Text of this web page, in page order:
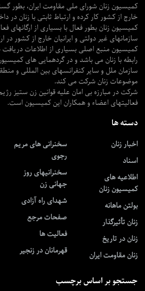
کمیسیون زنان شورای ملی مقاومت ایران، بطور
خارج از کشور کار کرده و ارتباط ثابتی با زنان در
کمیسیون زنان بطور فعال با بسیاری از ارگانهای
سازمانهای غیر دولتی و ایرانیان خارج از کشور در
کمیسیون منبع اصلی بسیاری از اطلاعات دریافت
رابطه با زنان می باشد و در گردهمایی های
سازمان ملل و سایر کنفرانسهای بین المللی و
موضوعات زنان شرکت می کند.
شرکت در مبارزه بی امان علیه قوانین زن ستیز
فعالیتهای اعضاء و همکاران این کمیسیون است.
دسته ها
اخبار زنان
اسناد
اطلاعیه های
کمیسیون زنان
بولتن ماهانه
زنان تأثیرگذار
زنان در تاریخ
زنان مقاومت ایران
سخنرانی های مریم
رجوی
سخنرانیهای روز
جهانی زن
شهدای راه آزادی
صفحات مرجع
فعالیت ها
قهرمانان در زنجیر
جستجو بر اساس برچسب